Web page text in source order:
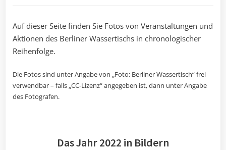
Auf dieser Seite finden Sie Fotos von Veranstaltungen und
Aktionen des Berliner Wassertischs in chronologischer
Reihenfolge.
Die Fotos sind unter Angabe von „Foto: Berliner Wassertisch“ frei
verwendbar – falls „CC-Lizenz“ angegeben ist, dann unter Angabe
des Fotografen.
Das Jahr 2022 in Bildern